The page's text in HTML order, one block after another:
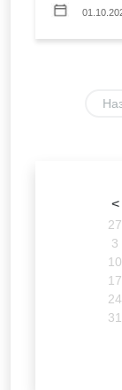
<
27
3
10
17
24
31